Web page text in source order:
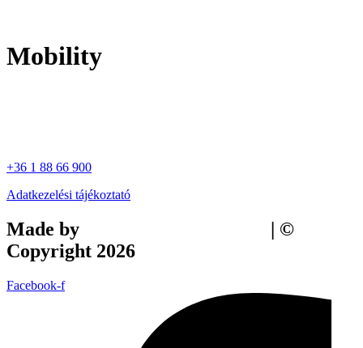
Mobility
+36 1 88 66 900
Adatkezelési tájékoztató
Made by
| ©
Copyright 2026
Facebook-f